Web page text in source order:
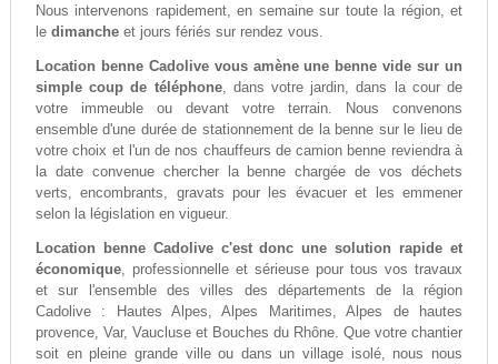
Nous intervenons rapidement, en semaine sur toute la région, et
le dimancheet jours fériés sur rendez vous.
Location benne Cadolive vous amène une benne vide sur un
simple coup de téléphone, dans votre jardin, dans la cour de
votre immeuble ou devant votre terrain. Nous convenons
ensemble d'une durée de stationnement de la benne sur le lieu de
votre choix et l'un de nos chauffeurs de camion benne reviendra à
la date convenue chercher la benne chargée de vos déchets
verts, encombrants, gravats pour les évacuer et les emmener
selon la législation en vigueur.
Location benne Cadolive c'est donc une solution rapide et
économique, professionnelle et sérieuse pour tous vos travaux
et sur l'ensemble des villes des départements de la région
Cadolive : Hautes Alpes, Alpes Maritimes, Alpes de hautes
provence, Var, Vaucluse et Bouches du Rhône. Que votre chantier
soit en pleine grande ville ou dans un village isolé, nous nous